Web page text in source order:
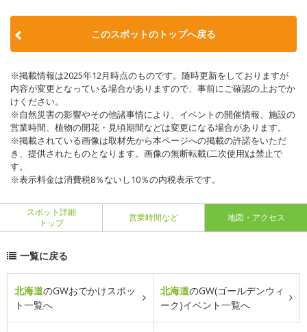
このスポットのトップへ戻る
※掲載情報は2025年12月時点のものです。随時更新をしておりますが
内容が変更となっている場合がありますので、事前にご確認の上おでか
けください。
※自然災害の影響やその他諸事情により、イベントの開催情報、施設の
営業時間、植物の開花・見頃期間などは変更になる場合があります。
※掲載されている画像は取材先から本ページへの掲載の許諾をいただ
き、提供されたものとなります。画像の無断転載(二次使用)は禁止で
す。
※表示料金は消費税8％ないし10％の内税表示です。
スポット詳細
トップ
営業時間など 地図・アクセス
一覧に戻る
北海道のGWおでかけスポッ
ト一覧へ
北海道のGW(ゴールデンウィ
ーク)イベント一覧へ